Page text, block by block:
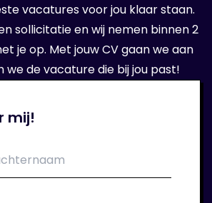
volgt er een sollicitatie
bij je nieuwe
mij!
vacatures voor jou klaar staan.
sollicitatie en wij nemen binnen 2
je op. Met jouw CV gaan we aan
we de vacature die bij jou past!